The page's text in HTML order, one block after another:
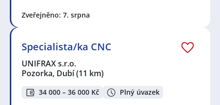
Zveřejněno: 7. srpna
Specialista/ka CNC
UNIFRAX s.r.o.
Pozorka, Dubí(11 km)
34 000 – 36 000 Kč Plný úvazek